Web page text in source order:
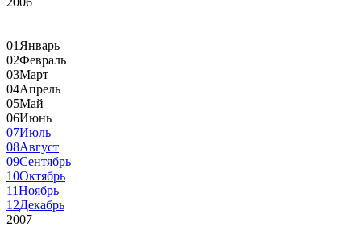
01 Январь
02Февраль
03Март
04Апрель
05Май
06Июнь
07Июль
08Август
09Сентябрь
10Октябрь
11Ноябрь
12Декабрь
2007